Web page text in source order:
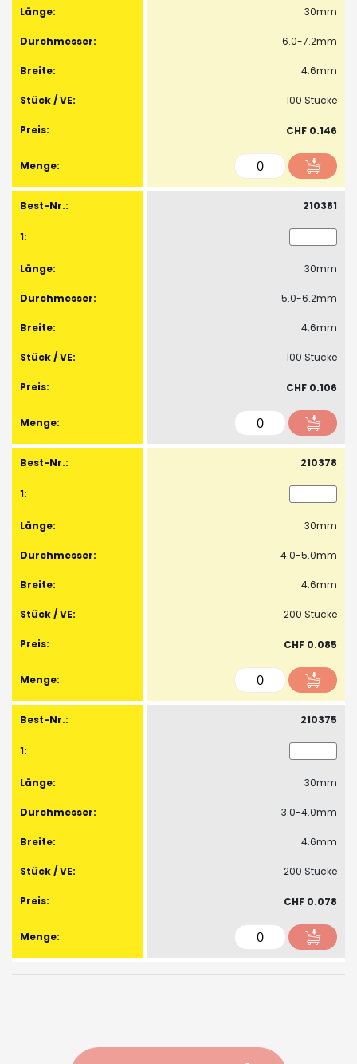
30mm
6.0-7.2mm
4.6mm
100 Stücke
CHF 0.146
210381
30mm
5.0-6.2mm
4.6mm
100 Stücke
CHF 0.106
210378
30mm
4.0-5.0mm
4.6mm
200 Stücke
CHF 0.085
210375
30mm
3.0-4.0mm
4.6mm
200 Stücke
CHF 0.078